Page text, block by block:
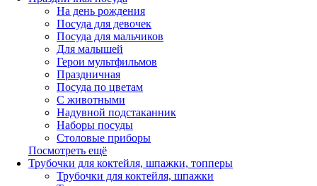
На день рождения
Посуда для девочек
Посуда для мальчиков
Для малышей
Герои мультфильмов
Праздничная
Посуда по цветам
С животными
Надувной подстаканник
Наборы посуды
Столовые приборы
Посмотреть ещё
Трубочки для коктейля, шпажки, топперы
Трубочки для коктейля, шпажки